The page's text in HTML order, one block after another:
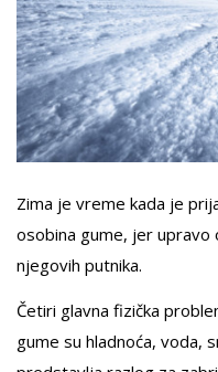
Zima je vreme kada je
osobina gume, jer upravo
njegovih putnika.
Četiri glavna fizička
gume su hladnoća, voda,